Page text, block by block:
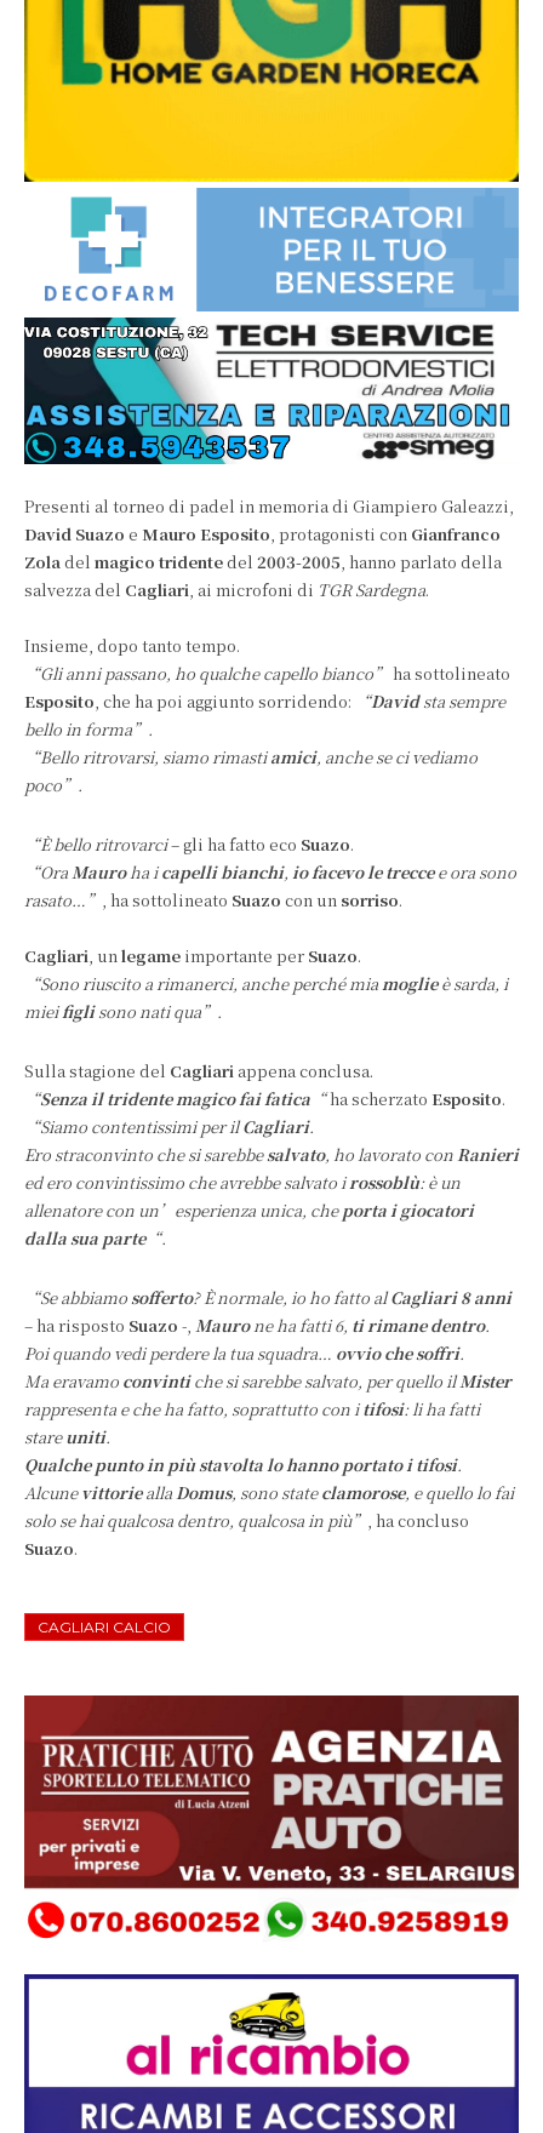
Presenti al torneo di padel in memoria di Giampiero Galeazzi,
David Suazo e Mauro Esposito, protagonisti con Gianfranco
Zoladel magico tridentedel 2003-2005, hanno parlato della
salvezza del Cagliari, ai microfoni di TGR Sardegna.
Insieme, dopo tanto tempo.
“Gli anni passano, ho qualche capello bianco” ha sottolineato
Esposito, che ha poi aggiunto sorridendo: “Davidsta sempre
bello in forma”.
“Bello ritrovarsi, siamo rimastiamici, anche se ci vediamo
poco”.
“È bello ritrovarci– gli ha fatto eco Suazo.
“OraMauroha icapelli bianchi, io facevo le treccee ora sono
rasato…” , ha sottolineato Suazo con un sorriso.
Cagliari, unlegame importante per Suazo.
“Sono riuscito a rimanerci, anche perché miamoglieè sarda, i
mieifiglisono nati qua”.
Sulla stagione del Cagliari appena conclusa.
“Senza il tridente magico fai fatica “ha scherzato Esposito.
“Siamo contentissimi per ilCagliari.
Ero straconvinto che si sarebbesalvato, ho lavorato conRanieri
ed ero convintissimo che avrebbe salvato irossoblù: è un
allenatore con un’esperienza unica, cheporta i giocatori
dalla sua parte“.
“Se abbiamosofferto? È normale, io ho fatto alCagliari 8 anni
– ha risposto Suazo -, Maurone ha fatti 6, ti rimane dentro.
Poi quando vedi perdere la tua squadra… ovvio che soffri.
Ma eravamo convintiche si sarebbe salvato, per quello ilMister
rappresenta e che ha fatto, soprattutto con itifosi: li ha fatti
stareuniti.
Qualche punto in più stavolta lo hanno portato i tifosi.
AlcunevittorieallaDomus, sono stateclamorose, e quello lo fai
solo se hai qualcosa dentro, qualcosa in più” , ha concluso
Suazo.
CAGLIARI CALCIO